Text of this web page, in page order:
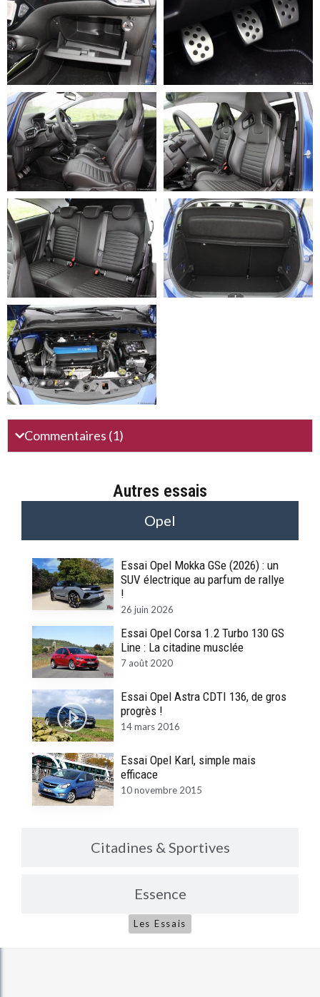
Commentaires (1)
Autres essais
Opel
Citadines & Sportives
Essence
Essai Opel Mokka GSe (2026) : un
SUV électrique au parfum de rallye
!
26 juin 2026
Essai Opel Corsa 1.2 Turbo 130 GS
Line : La citadine musclée
7 août 2020
Essai Opel Astra CDTI 136, de gros
progrès !
14 mars 2016
Essai Opel Karl, simple mais
efficace
10 novembre 2015
Les Essais